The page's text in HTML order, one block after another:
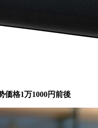
価格1万1000円前後